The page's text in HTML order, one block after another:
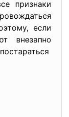
признаки
если
внезапно